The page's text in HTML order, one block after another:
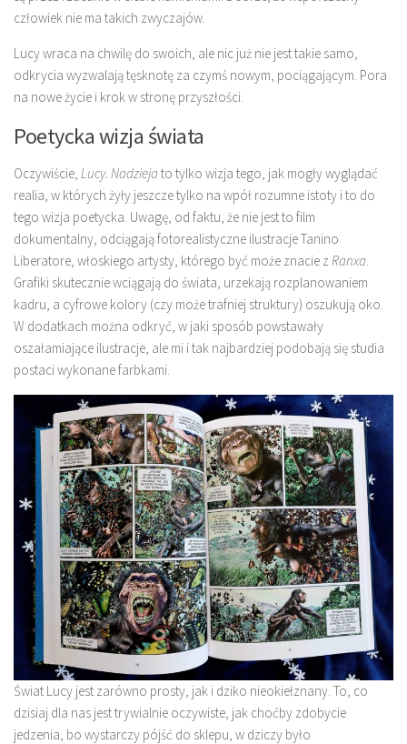
człowiek nie ma takich zwyczajów.
Lucy wraca na chwilę do swoich, ale nic już nie jest takie samo,
odkrycia wyzwalają tęsknotę za czymś nowym, pociągającym. Pora
na nowe życie i krok w stronę przyszłości.
Poetycka wizja świata
Oczywiście, Lucy. Nadziejato tylko wizja tego, jak mogły wyglądać
realia, w których żyły jeszcze tylko na wpół rozumne istoty i to do
tego wizja poetycka. Uwagę, od faktu, że nie jest to film
dokumentalny, odciągają fotorealistyczne ilustracje Tanino
Liberatore, włoskiego artysty, którego być może znacie z Ranxa.
Grafiki skutecznie wciągają do świata, urzekają rozplanowaniem
kadru, a cyfrowe kolory (czy może trafniej struktury) oszukują oko.
W dodatkach można odkryć, w jaki sposób powstawały
oszałamiające ilustracje, ale mi i tak najbardziej podobają się studia
postaci wykonane farbkami.
Świat Lucy jest zarówno prosty, jak i dziko nieokiełznany. To, co
dzisiaj dla nas jest trywialnie oczywiste, jak choćby zdobycie
jedzenia, bo wystarczy pójść do sklepu, w dziczy było